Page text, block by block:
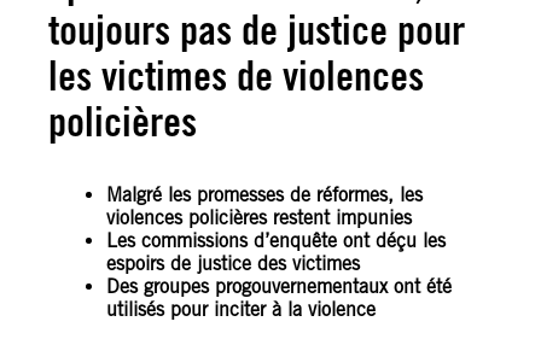
toujours pas de justice pour
les victimes de violences
policières
Malgré les promesses de réformes, les
violences policières restent impunies
Les commissions d’enquête ont déçu les
espoirs de justice des victimes
Des groupes progouvernementaux ont été
utilisés pour inciter à la violence